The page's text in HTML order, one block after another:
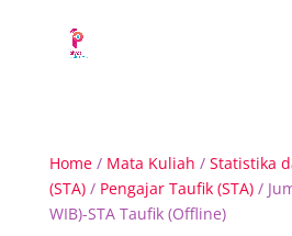
Home/ Mata Kuliah / Statistika
(STA)/ Pengajar Taufik (STA)/
WIB)-STA Taufik (Offline)